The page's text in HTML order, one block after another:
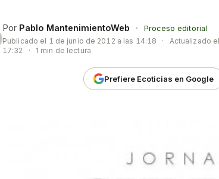
Por Pablo MantenimientoWeb ·
Proceso editorial
Publicado el 1 de junio de 2012 a las 14:18 · Actualizado el
17:32
· 1 min de lectura
Prefiere Ecoticias en Google